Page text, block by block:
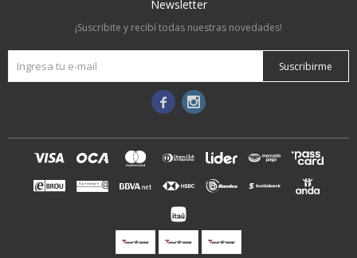
Newsletter
¡Suscribite y recibí todas nuestras novedades!
Suscribirme
 